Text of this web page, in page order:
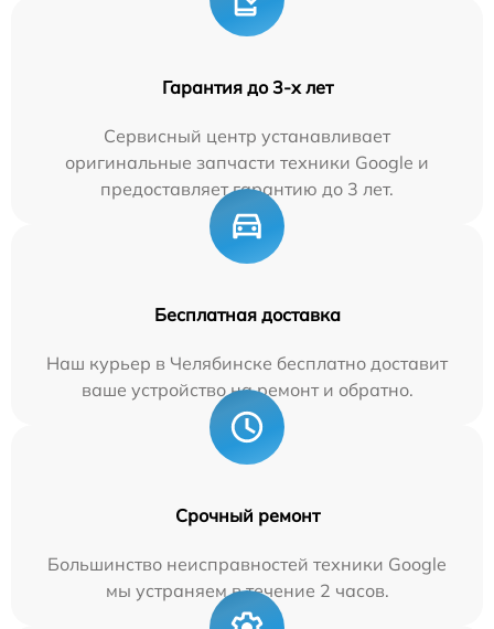
Гарантия до 3-х лет
Сервисный центр устанавливает
оригинальные запчасти техники Google и
предоставляет гарантию до 3 лет.
Бесплатная доставка
Наш курьер в Челябинске бесплатно доставит
ваше устройство на ремонт и обратно.
Срочный ремонт
Большинство неисправностей техники Google
мы устраняем в течение 2 часов.